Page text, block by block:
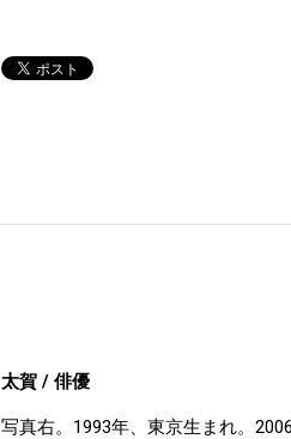
太賀 / 俳優
写真右。1993年、東京生まれ。